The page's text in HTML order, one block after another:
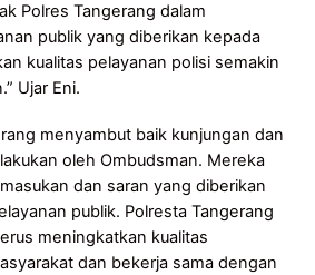
Polres Tangerang dalam
publik yang diberikan kepada
kualitas pelayanan polisi semakin
Ujar Eni.
menyambut baik kunjungan dan
oleh Ombudsman. Mereka
dan saran yang diberikan
publik. Polresta Tangerang
meningkatkan kualitas
dan bekerja sama dengan